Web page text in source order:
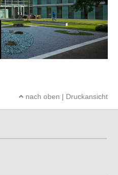
nach oben | Druckansicht